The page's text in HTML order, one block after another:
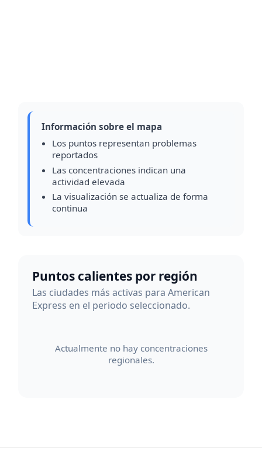
Información sobre el mapa
Los puntos representan problemas
reportados
Las concentraciones indican una
actividad elevada
La visualización se actualiza de forma
continua
Puntos calientes por región
Las ciudades más activas para American
Express en el periodo seleccionado.
Actualmente no hay concentraciones
regionales.